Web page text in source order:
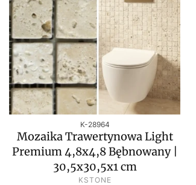
Kod produktu
K-28964
Mozaika Trawertynowa Light
Premium 4,8x4,8 Bębnowany |
30,5x30,5x1 cm
PRODUCENT
KSTONE